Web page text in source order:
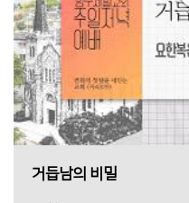
거듭남의 비밀